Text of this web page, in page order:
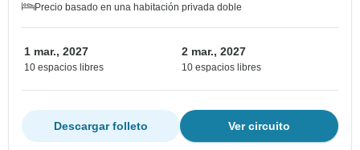
Precio basado en una habitación privada doble
1 mar., 2027
10 espacios libres
2 mar., 2027
10 espacios libres
Ver circuito
Descargar folleto